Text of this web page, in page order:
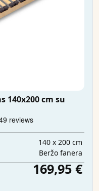
140x200 cm su
140 x 200 cm
Beržo fanera
169,95 €